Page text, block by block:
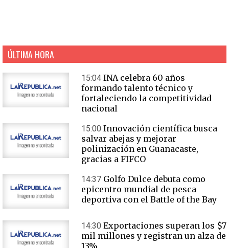
ÚLTIMA HORA
15:04 INA celebra 60 años
formando talento técnico y
fortaleciendo la competitividad
nacional
15:00 Innovación científica busca
salvar abejas y mejorar
polinización en Guanacaste,
gracias a FIFCO
14:37 Golfo Dulce debuta como
epicentro mundial de pesca
deportiva con el Battle of the Bay
14:30 Exportaciones superan los $7
mil millones y registran un alza de